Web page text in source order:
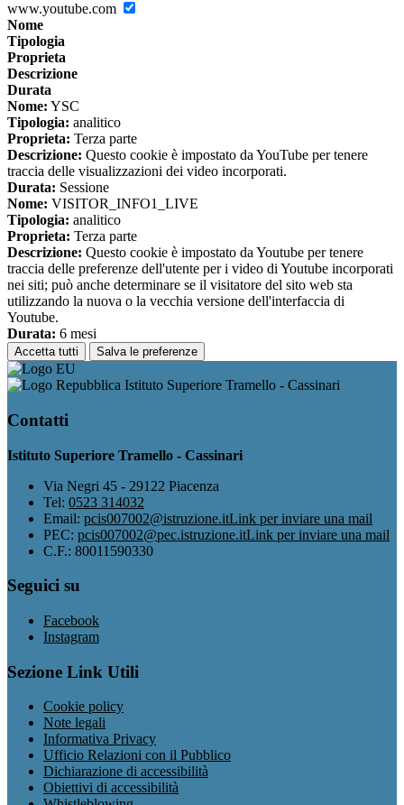
www.youtube.com
Nome
Tipologia
Proprieta
Descrizione
Durata
Nome: YSC
Tipologia: analitico
Proprieta: Terza parte
Descrizione: Questo cookie è impostato da YouTube per tenere
traccia delle visualizzazioni dei video incorporati.
Durata: Sessione
Nome: VISITOR_INFO1_LIVE
Tipologia: analitico
Proprieta: Terza parte
Descrizione: Questo cookie è impostato da Youtube per tenere
traccia delle preferenze dell'utente per i video di Youtube incorporati
nei siti; può anche determinare se il visitatore del sito web sta
utilizzando la nuova o la vecchia versione dell'interfaccia di
Youtube.
Durata: 6 mesi
Accetta tutti Salva le preferenze
Istituto Superiore Tramello - Cassinari
Contatti
Istituto Superiore Tramello - Cassinari
Via Negri 45 - 29122 Piacenza
Tel: 0523 314032
Email: pcis007002@istruzione.itLink per inviare una mail
PEC: pcis007002@pec.istruzione.itLink per inviare una mail
C.F.: 80011590330
Seguici su
Facebook
Instagram
Sezione Link Utili
Cookie policy
Note legali
Informativa Privacy
Ufficio Relazioni con il Pubblico
Dichiarazione di accessibilità
Obiettivi di accessibilità